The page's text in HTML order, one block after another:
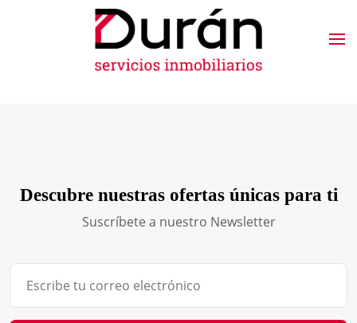
Descubre nuestras ofertas únicas para ti
Suscríbete a nuestro Newsletter